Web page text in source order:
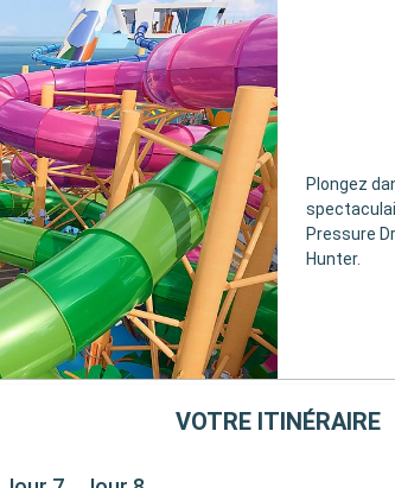
Plongez
Pressure
Hunter.
VOTRE ITINÉRAIRE